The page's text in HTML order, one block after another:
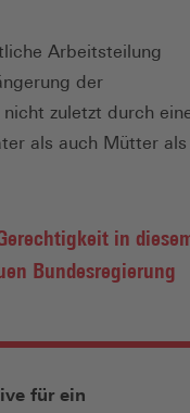
Arbeitsteilung
der
zuletzt durch
als auch Mütter als
in
Bundesregierung
für ein